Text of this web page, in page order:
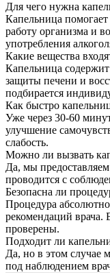
Для чего нужна
Капельница
работу организма и
употребления
Какие вещества
Капельница
защиты печени и
подбирается
Как быстро
Уже через 30-60
улучшение
слабость.
Можно ли вызвать
Да, мы
проводится с
Безопасна ли
Процедура
рекомендаций врача.
проверены.
Подходит ли
Да, но в этом случае
под наблюдением